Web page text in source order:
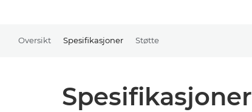
Oversikt Spesifikasjoner Støtte
Spesifikasjoner